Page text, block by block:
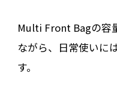
Multi Front Bagの容
ながら、日常使いに
す。